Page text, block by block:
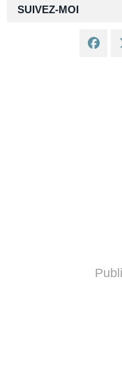
SUIVEZ-MOI